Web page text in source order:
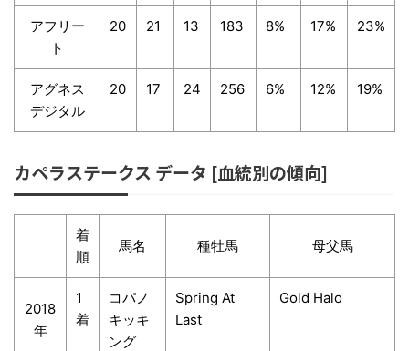
アフリー
ト
20 21 13 183 8% 17% 23%
アグネス
デジタル
20 17 24 256 6% 12% 19%
カペラステークス データ [血統別の傾向]
着
順
馬名 種牡馬 母父馬
2018
年
1
着
コパノ
キッキ
ング
Spring At
Last
Gold Halo